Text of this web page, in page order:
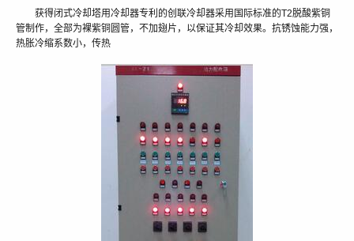
获得闭式冷却塔用冷却器专利的创联冷却器采用国际标准的T2脱酸紫铜
管制作，全部为裸紫铜圆管，不加翅片，以保证其冷却效果。抗锈蚀能力强，
热胀冷缩系数小，传热